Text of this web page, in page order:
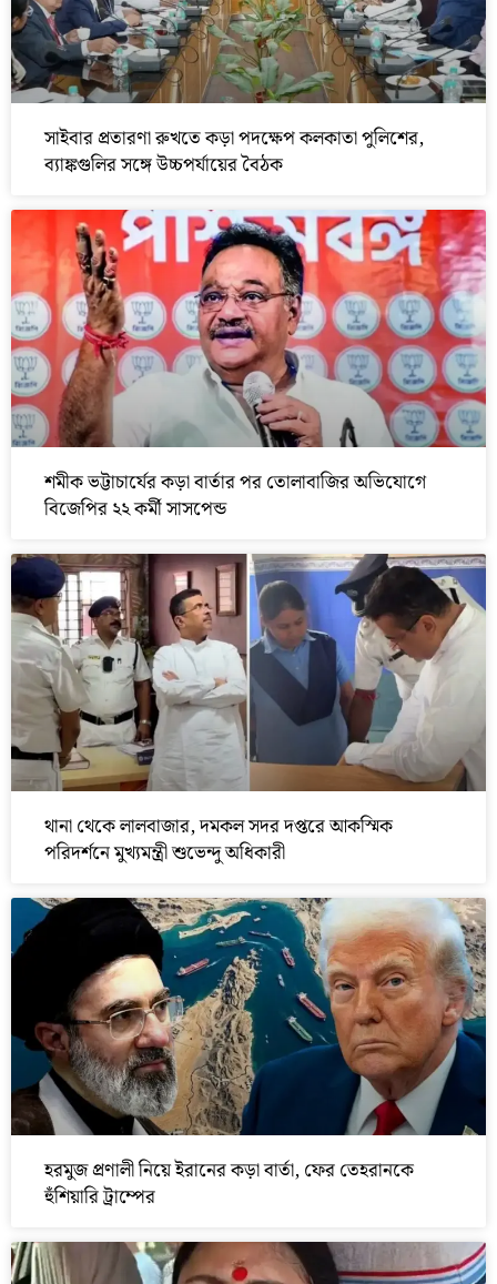
সাইবার প্রতারণা রুখতে কড়া পদক্ষেপ কলকাতা পুলিশের,
ব্যাঙ্কগুলির সঙ্গে উচ্চপর্যায়ের বৈঠক
শমীক ভট্টাচার্যের কড়া বার্তার পর তোলাবাজির অভিযোগে
বিজেপির ২২ কর্মী সাসপেন্ড
থানা থেকে লালবাজার, দমকল সদর দপ্তরে আকস্মিক
পরিদর্শনে মুখ্যমন্ত্রী শুভেন্দু অধিকারী
হরমুজ প্রণালী নিয়ে ইরানের কড়া বার্তা, ফের তেহরানকে
হুঁশিয়ারি ট্রাম্পের